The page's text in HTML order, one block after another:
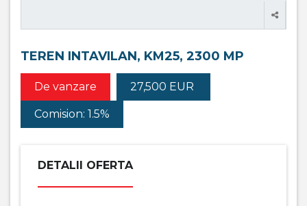
TEREN INTAVILAN, KM25, 2300 MP
De vanzare 27,500 EUR
Comision: 1.5%
DETALII OFERTA